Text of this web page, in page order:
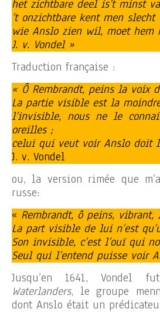
het zichtbare deel is’t minst
’t onzichtbare kent men slecht
wie Anslo zien wil, moet hem
J. v. Vondel »
Traduction française :
« Ô Rembrandt, peins la voix
La partie visible est la
l’invisible, nous ne le
oreilles ;
celui qui veut voir Anslo doit
J. v. Vondel
ou, la version rimée que
russe:
« Rembrandt, ô peins, vibrant,
La part visible de lui n’est
Son invisible, c’est l’ouï qui
Seul qui l’entend puisse voir
Jusqu’en 1641, Vondel
Waterlanders, le groupe
dont Anslo était un